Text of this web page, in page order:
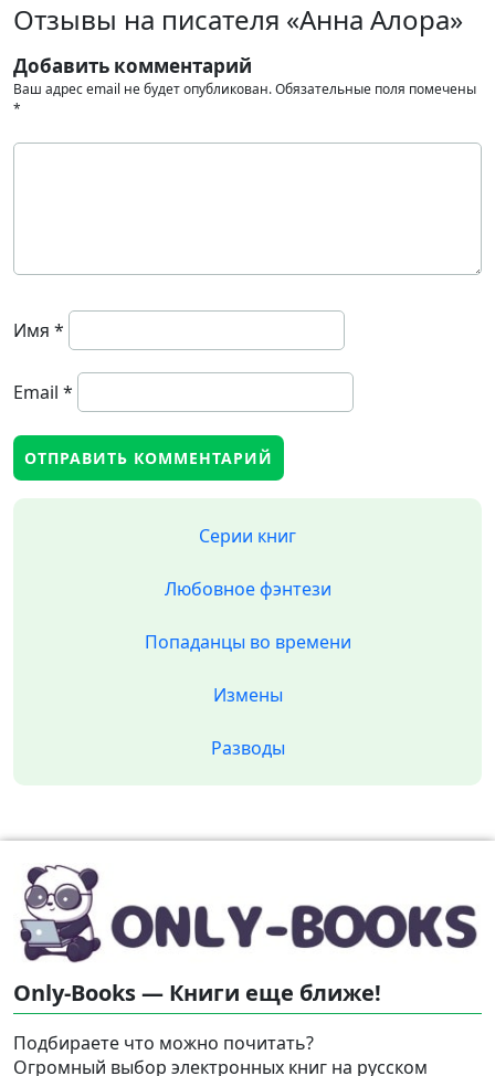
Отзывы на писателя «Анна Алора»
Добавить комментарий
Ваш адрес email не будет опубликован.Обязательные поля помечены
*
Имя *
Email *
Серии книг
Любовное фэнтези
Попаданцы во времени
Измены
Разводы
Only-Books — Книги еще ближе!
Подбираете что можно почитать?
Огромный выбор электронных книг на русском